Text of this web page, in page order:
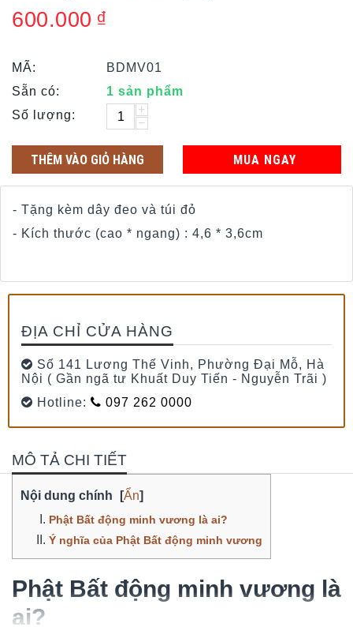
600.000 ₫
MÃ:
BDMV01
Sẵn có:
1 sản phẩm
Số lượng:
+
−
THÊM VÀO GIỎ HÀNG MUA NGAY
- Tặng kèm dây đeo và túi đỏ
- Kích thước (cao * ngang) : 4,6 * 3,6cm
ĐỊA CHỈ CỬA HÀNG
Số 141 Lương Thế Vinh, Phường Đại Mỗ, Hà
Nội ( Gần ngã tư Khuất Duy Tiến - Nguyễn Trãi )
Hotline:
097 262 0000
MÔ TẢ CHI TIẾT
Nội dung chính [Ẩn]
Phật Bất động minh vương là ai?
Ý nghĩa của Phật Bất động minh vương
Phật Bất động minh vương là
ai?